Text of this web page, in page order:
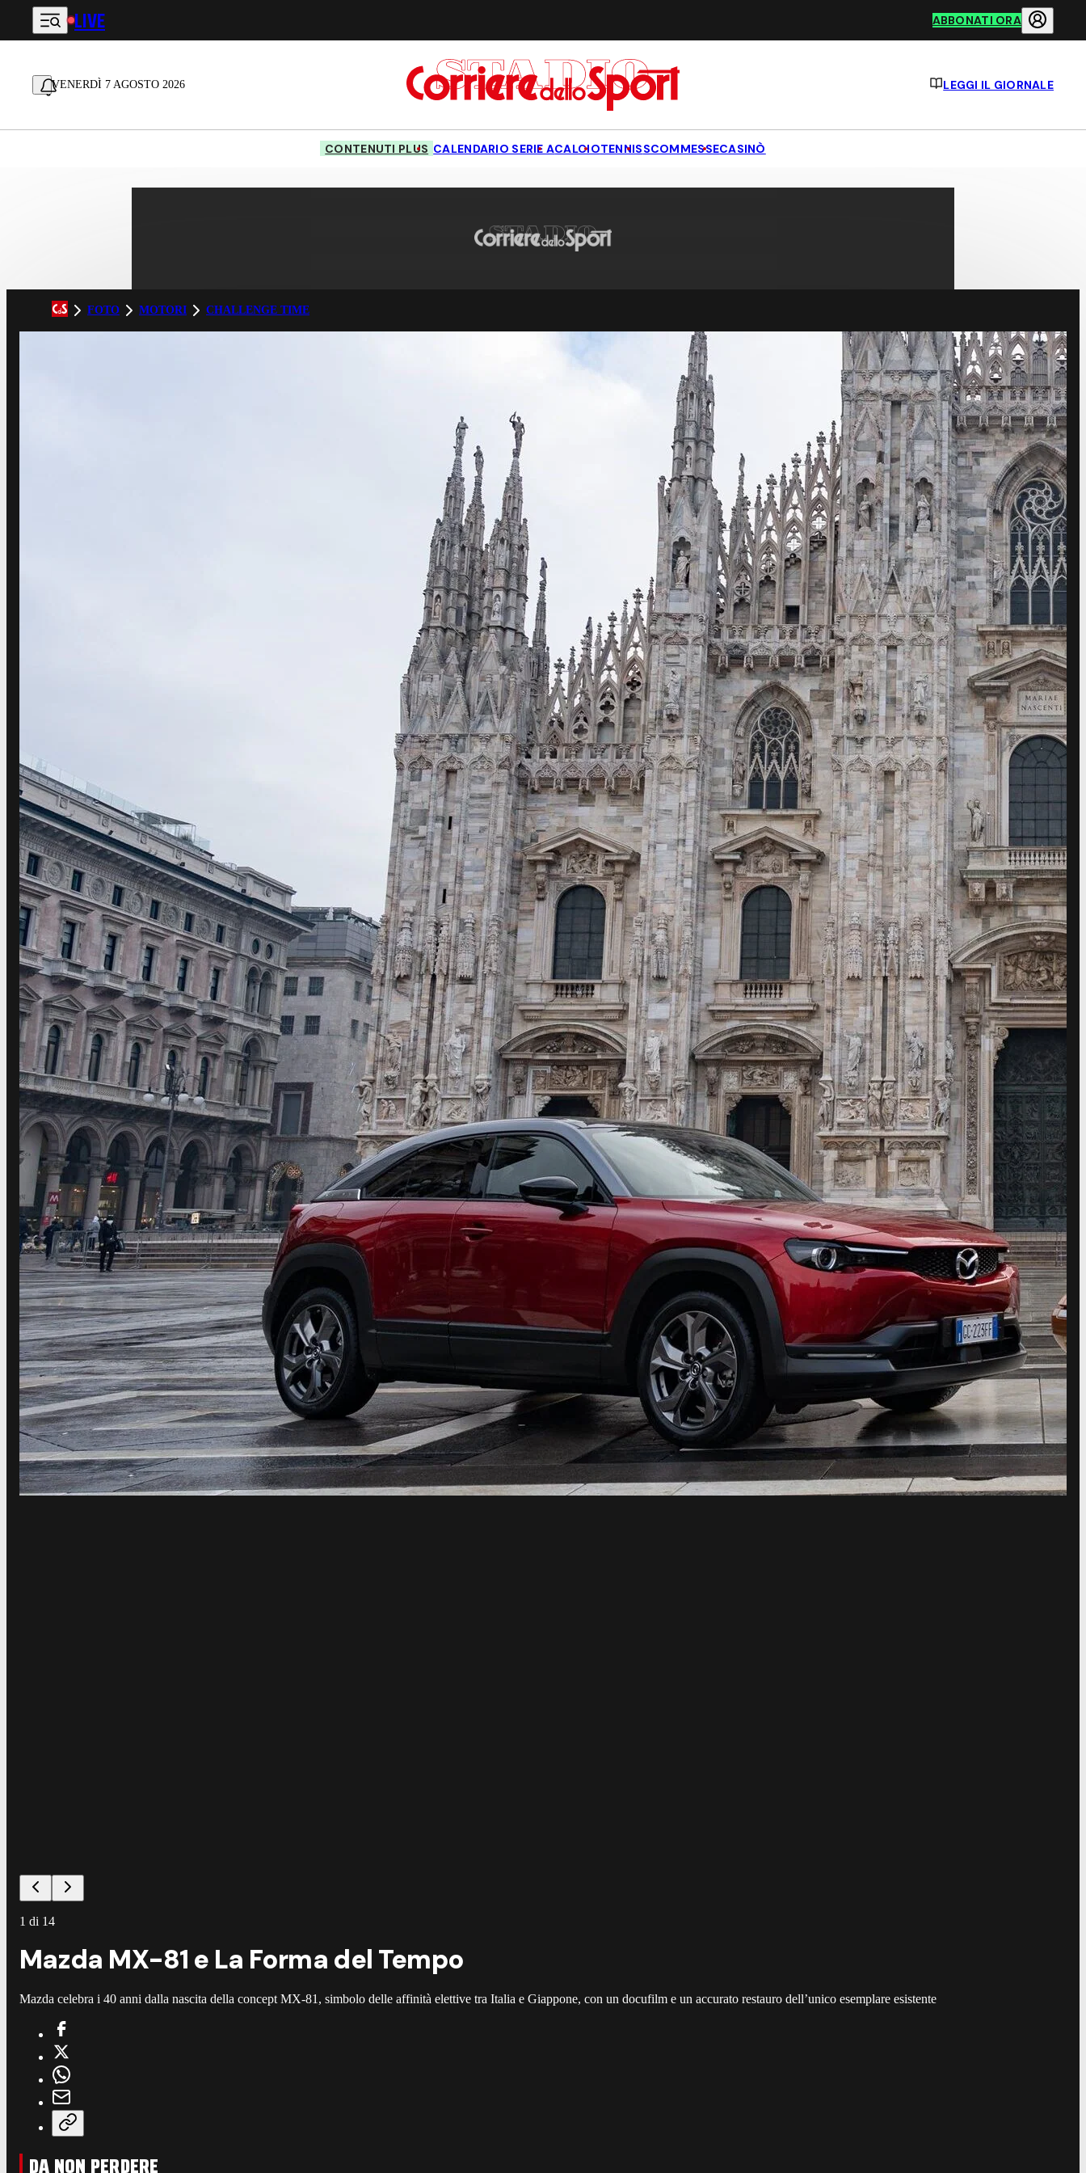
Vai al contenuto principale
LIVE ABBONATI ORA
VENERDÌ 7 AGOSTO 2026 LEGGI IL GIORNALE
CONTENUTI PLUS CALENDARIO SERIE ACALCIOTENNISSCOMMESSECASINÒ
FOTO MOTORI CHALLENGE TIME
1 di 14
Mazda MX-81 e La Forma del Tempo
Mazda celebra i 40 anni dalla nascita della concept MX-81, simbolo delle affinità elettive tra Italia e Giappone, con un docufilm e un accurato restauro dell’unico esemplare esistente
DA NON PERDERE